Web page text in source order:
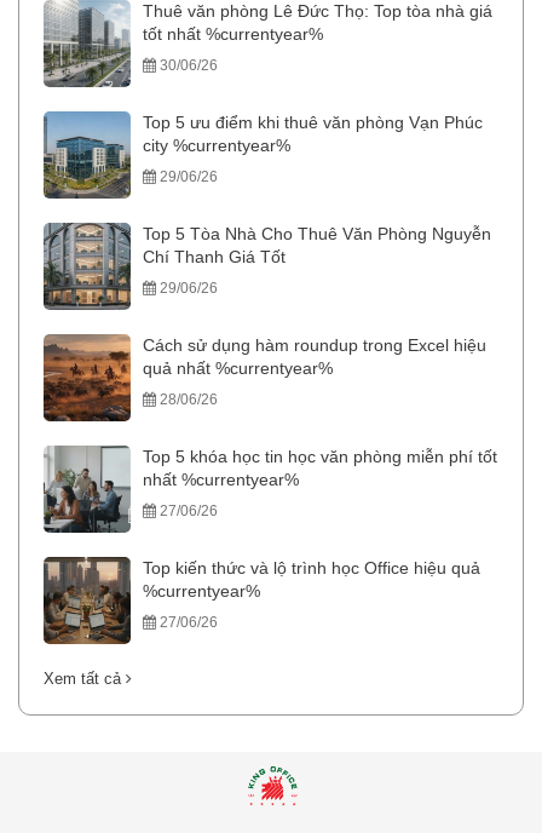
Thuê văn phòng Lê Đức Thọ: Top tòa nhà giá
tốt nhất %currentyear%
30/06/26
Top 5 ưu điểm khi thuê văn phòng Vạn Phúc
city %currentyear%
29/06/26
Top 5 Tòa Nhà Cho Thuê Văn Phòng Nguyễn
Chí Thanh Giá Tốt
29/06/26
Cách sử dụng hàm roundup trong Excel hiệu
quả nhất %currentyear%
28/06/26
Top 5 khóa học tin học văn phòng miễn phí tốt
nhất %currentyear%
27/06/26
Top kiến thức và lộ trình học Office hiệu quả
%currentyear%
27/06/26
Xem tất cả